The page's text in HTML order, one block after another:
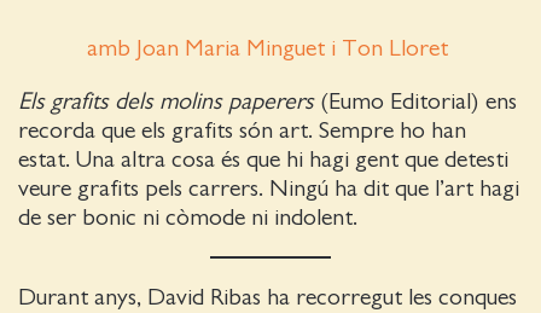
amb Joan Maria Minguet i Ton Lloret
Els grafits dels molins paperers(Eumo Editorial) ens
recorda que els grafits són art. Sempre ho han
estat. Una altra cosa és que hi hagi gent que detesti
veure grafits pels carrers. Ningú ha dit que l’art hagi
de ser bonic ni còmode ni indolent.
Durant anys, David Ribas ha recorregut les conques